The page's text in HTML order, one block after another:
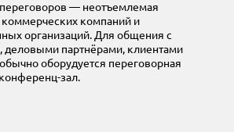
— неотъемлемая
коммерческих компаний и
организаций. Для общения с
деловыми партнёрами, клиентами
оборудуется переговорная
зал.